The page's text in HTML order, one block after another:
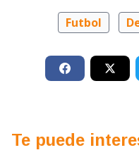
Futbol
Te puede